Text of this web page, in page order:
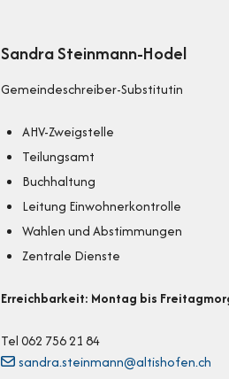
Sandra Steinmann-Hodel
Gemeindeschreiber-Substitutin
AHV-Zweigstelle
Teilungsamt
Buchhaltung
Leitung Einwohnerkontrolle
Wahlen und Abstimmungen
Zentrale Dienste
Erreichbarkeit: Montag bis
Tel 062 756 21 84
sandra.steinmann@altishofen.ch